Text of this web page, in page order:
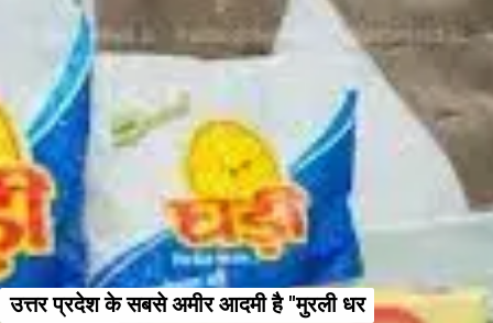
उत्तर प्रदेश के सबसे अमीर आदमी है "मुरली धर
उत्तर प्रदेश के सबसे अमीर आदमी है "मुरली धर